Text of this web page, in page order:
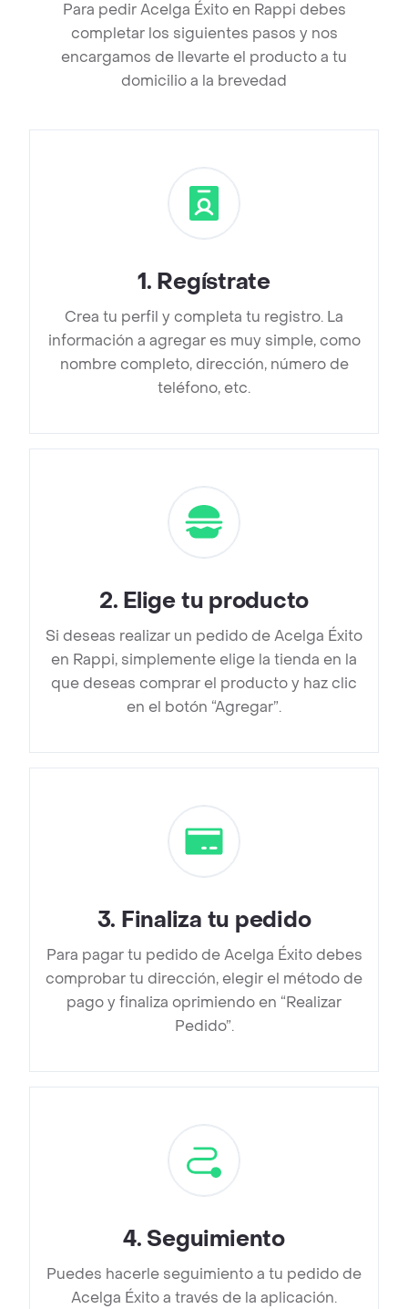
Para pedir Acelga Éxito en Rappi debes
completar los siguientes pasos y nos
encargamos de llevarte el producto a tu
domicilio a la brevedad
1. Regístrate
Crea tu perfil y completa tu registro. La
información a agregar es muy simple, como
nombre completo, dirección, número de
teléfono, etc.
2. Elige tu producto
Si deseas realizar un pedido de Acelga Éxito
en Rappi, simplemente elige la tienda en la
que deseas comprar el producto y haz clic
en el botón “Agregar”.
3. Finaliza tu pedido
Para pagar tu pedido de Acelga Éxito debes
comprobar tu dirección, elegir el método de
pago y finaliza oprimiendo en “Realizar
Pedido”.
4. Seguimiento
Puedes hacerle seguimiento a tu pedido de
Acelga Éxito a través de la aplicación.